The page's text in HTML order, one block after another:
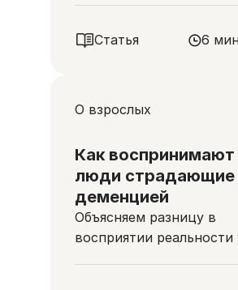
Статья 6
О взрослых
Как
люди страдающие
деменцией
Объясняем разницу в
восприятии реальности